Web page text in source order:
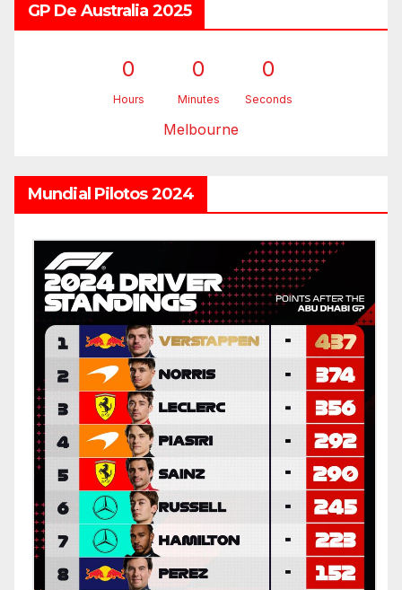
GP De Australia 2025
0
Hours
0
Minutes
0
Seconds
Melbourne
Mundial Pilotos 2024